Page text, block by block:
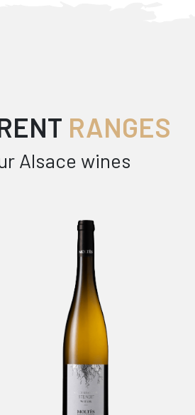
RANGES
Alsace wines